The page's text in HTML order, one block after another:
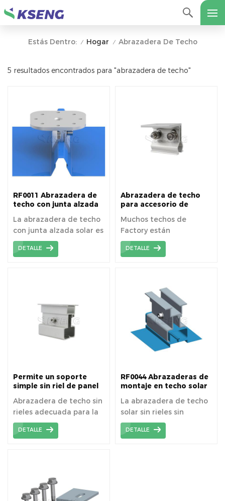
Estás Dentro: / Hogar / Abrazadera De Techo
5 resultados encontrados para "abrazadera de techo"
RF0011 Abrazadera de
techo con junta alzada
techo fotovoltaico
La abrazadera de techo
con junta alzada solar es
nuestra opción más
popular para unir
DETALLE
Abrazadera de techo
para accesorio de
solar de techo de metal
Muchos techos de
Factory están
construidos con láminas
de metal, es una muy
fotovoltaicos en la parte
superior.
DETALLE
Permite un soporte
simple sin riel de panel
de montaje fotovoltaico
de techo de metal
Abrazadera de techo sin
rieles adecuada para la
mayoría de los tipos de
módulos fotovoltaicos
DETALLE
RF0044 Abrazaderas de
montaje en techo solar
La abrazadera de techo
solar sin rieles sin
penetrar en la superficie
del techo.
DETALLE